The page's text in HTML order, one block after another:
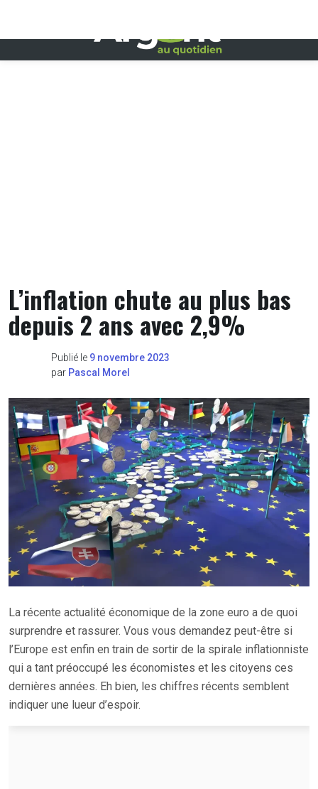
content
L’inflation chute au plus bas
depuis 2 ans avec 2,9%
Publié le 9 novembre 2023
par Pascal Morel
La récente actualité économique de la zone euro a de quoi
surprendre et rassurer. Vous vous demandez peut-être si
l’Europe est enfin en train de sortir de la spirale inflationniste
qui a tant préoccupé les économistes et les citoyens ces
dernières années. Eh bien, les chiffres récents semblent
indiquer une lueur d’espoir.